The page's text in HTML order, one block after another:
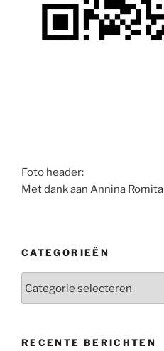
Foto header:
Met dank aan Annina Romita
CATEGORIEËN
RECENTE BERICHTEN